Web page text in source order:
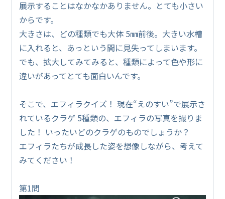
展示することはなかなかありません。とても小さい
からです。
大きさは、どの種類でも大体 5㎜前後。大きい水槽
に入れると、あっという間に見失ってしまいます。
でも、拡大してみてみると、種類によって色や形に
違いがあってとても面白いんです。
そこで、エフィラクイズ！ 現在“えのすい”で展示さ
れているクラゲ 5種類の、エフィラの写真を撮りま
した！ いったいどのクラゲのものでしょうか？
エフィラたちが成長した姿を想像しながら、考えて
みてください！
第1問